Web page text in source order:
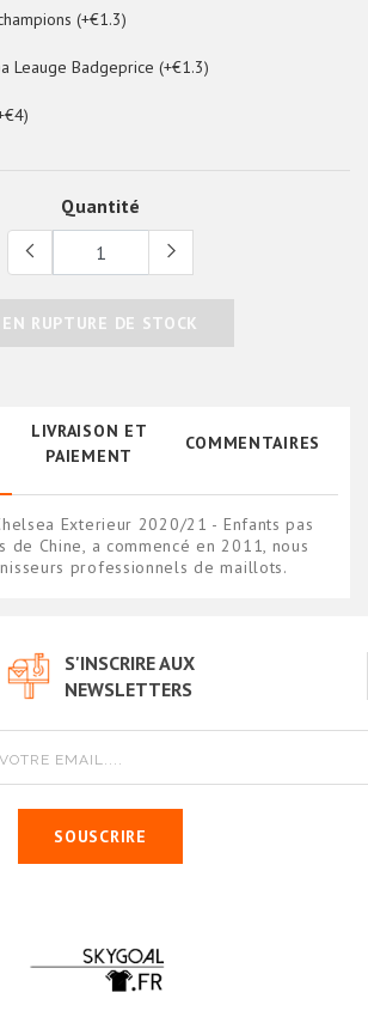
(+€1.3)
Leauge Badgeprice (+€1.3)
Quantité
EN RUPTURE DE STOCK
LIVRAISON ET
PAIEMENT
COMMENTAIRES
Exterieur 2020/21 - Enfants pas
de Chine, a commencé en 2011, nous
professionnels de maillots.
S'INSCRIRE AUX
NEWSLETTERS
SOUSCRIRE